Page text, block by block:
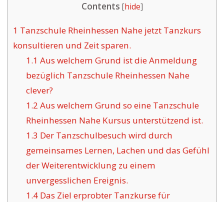
Contents [hide]
1 Tanzschule Rheinhessen Nahe jetzt Tanzkurs
konsultieren und Zeit sparen.
1.1 Aus welchem Grund ist die Anmeldung
bezüglich Tanzschule Rheinhessen Nahe
clever?
1.2 Aus welchem Grund so eine Tanzschule
Rheinhessen Nahe Kursus unterstützend ist.
1.3 Der Tanzschulbesuch wird durch
gemeinsames Lernen, Lachen und das Gefühl
der Weiterentwicklung zu einem
unvergesslichen Ereignis.
1.4Das Ziel erprobter Tanzkurse für